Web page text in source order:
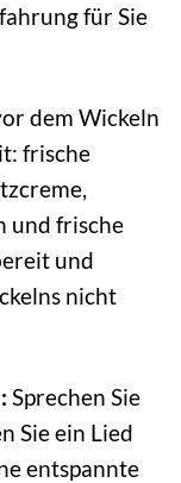
für Sie
dem Wickeln
frische
und frische
und
nicht
Sprechen Sie
Sie ein Lied
entspannte